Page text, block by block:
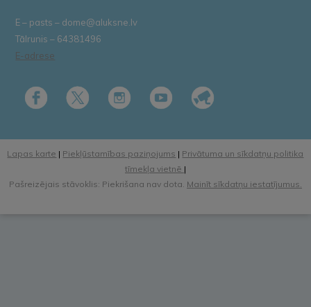
E – pasts – dome@aluksne.lv
Tālrunis – 64381496
E-adrese
Lapas karte | Piekļūstamības paziņojums | Privātuma un sīkdatņu politika
tīmekļa vietnē |
Pašreizējais stāvoklis: Piekrišana nav dota. Mainīt sīkdatņu iestatījumus.